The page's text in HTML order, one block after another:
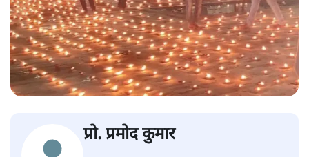
प्रो. प्रमोद कुमार